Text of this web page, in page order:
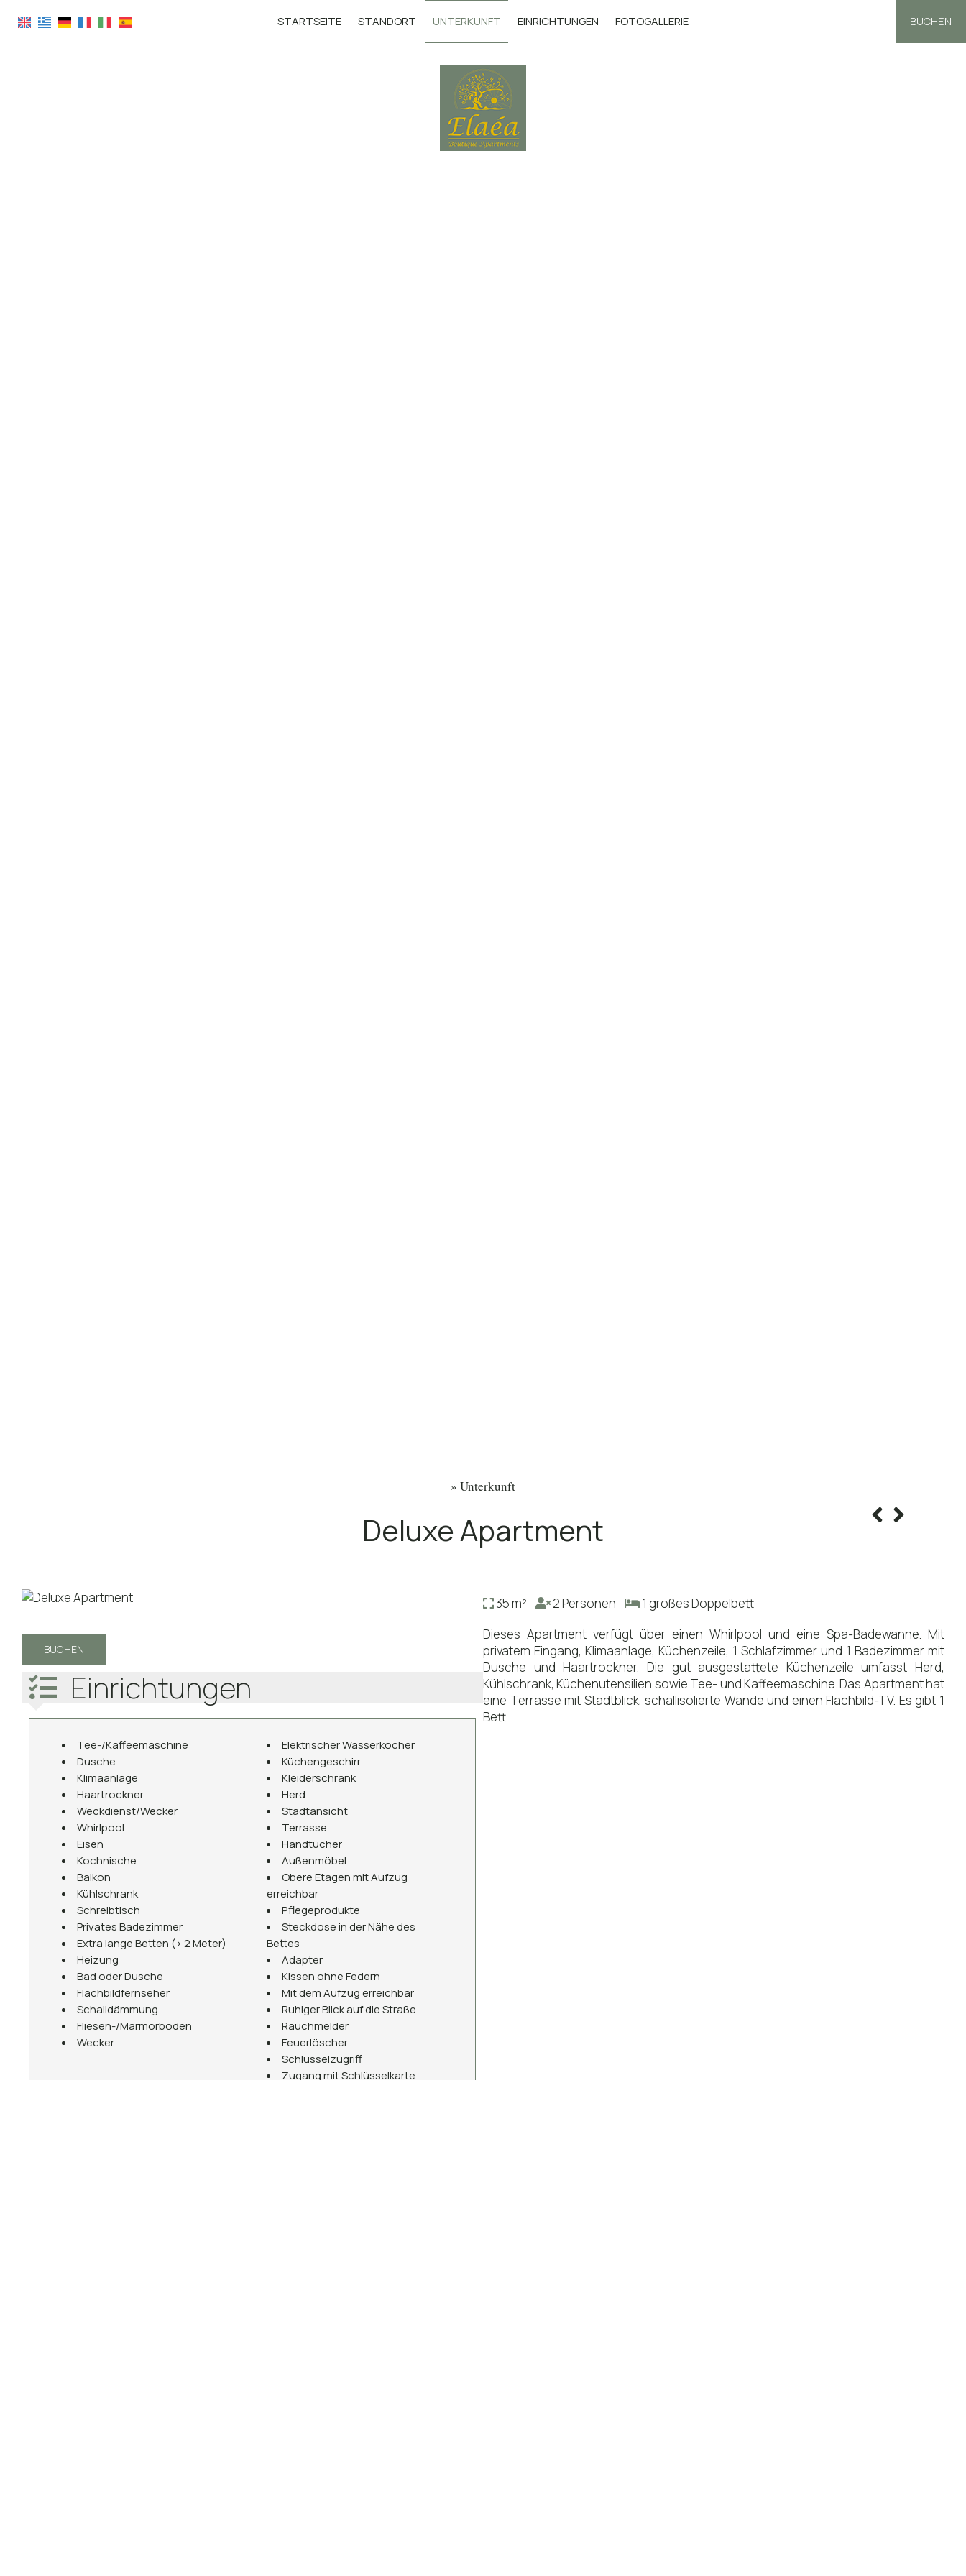
BUCHEN
STARTSEITE STANDORT UNTERKUNFT EINRICHTUNGEN FOTOGALLERIE
» Unterkunft
Deluxe Apartment
35 m² 2 Personen
1 großes Doppelbett
Dieses Apartment verfügt über einen Whirlpool und eine Spa-Badewanne. Mit
privatem Eingang, Klimaanlage, Küchenzeile, 1 Schlafzimmer und 1 Badezimmer mit
Dusche und Haartrockner. Die gut ausgestattete Küchenzeile umfasst Herd,
Kühlschrank, Küchenutensilien sowie Tee- und Kaffeemaschine. Das Apartment hat
eine Terrasse mit Stadtblick, schallisolierte Wände und einen Flachbild-TV. Es gibt 1
Bett.
BUCHEN
Einrichtungen
Tee-/Kaffeemaschine
Dusche
Klimaanlage
Haartrockner
Weckdienst/Wecker
Whirlpool
Eisen
Kochnische
Balkon
Kühlschrank
Schreibtisch
Privates Badezimmer
Extra lange Betten (> 2 Meter)
Heizung
Bad oder Dusche
Flachbildfernseher
Schalldämmung
Fliesen-/Marmorboden
Wecker
Elektrischer Wasserkocher
Küchengeschirr
Kleiderschrank
Herd
Stadtansicht
Terrasse
Handtücher
Außenmöbel
Obere Etagen mit Aufzug
erreichbar
Pflegeprodukte
Steckdose in der Nähe des
Bettes
Adapter
Kissen ohne Federn
Mit dem Aufzug erreichbar
Ruhiger Blick auf die Straße
Rauchmelder
Feuerlöscher
Schlüsselzugriff
Zugang mit Schlüsselkarte